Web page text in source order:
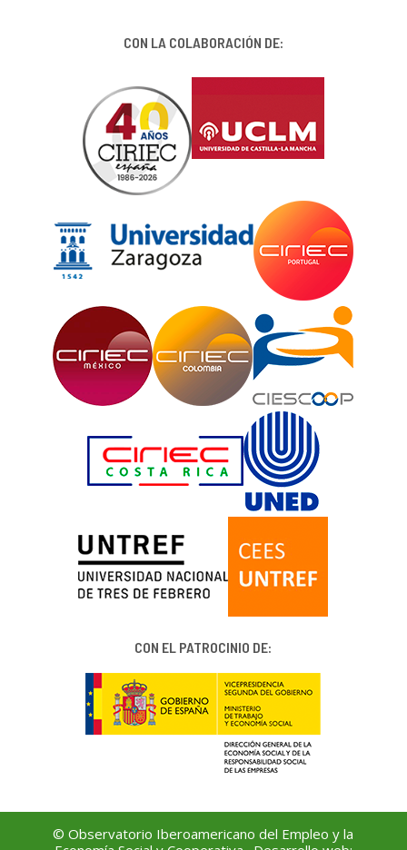
CON LA COLABORACIÓN DE:
CON EL PATROCINIO DE:
© Observatorio Iberoamericano del Empleo y la